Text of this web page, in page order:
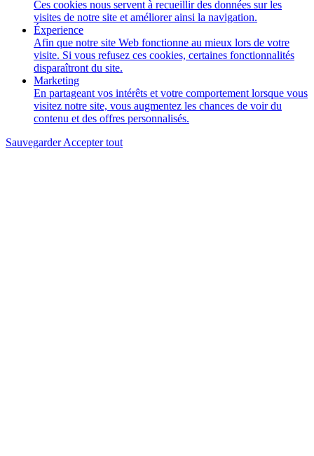
Ces cookies nous servent à recueillir des données sur les
visites de notre site et améliorer ainsi la navigation.
Éxperience
Afin que notre site Web fonctionne au mieux lors de votre
visite. Si vous refusez ces cookies, certaines fonctionnalités
disparaîtront du site.
Marketing
En partageant vos intérêts et votre comportement lorsque vous
visitez notre site, vous augmentez les chances de voir du
contenu et des offres personnalisés.
SauvegarderAccepter tout